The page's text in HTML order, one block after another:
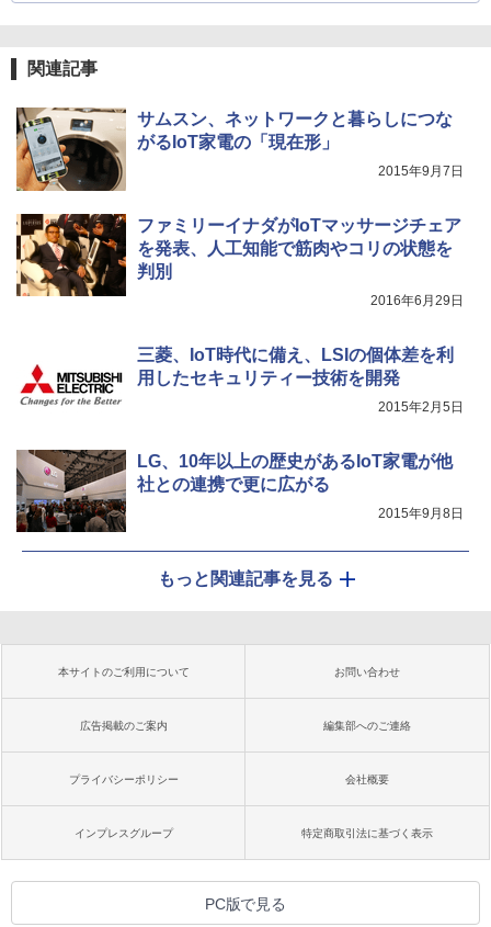
関連記事
サムスン、ネットワークと暮らしにつな
がるIoT家電の「現在形」
2015年9月7日
ファミリーイナダがIoTマッサージチェア
を発表、人工知能で筋肉やコリの状態を
判別
2016年6月29日
三菱、IoT時代に備え、LSIの個体差を利
用したセキュリティー技術を開発
2015年2月5日
LG、10年以上の歴史があるIoT家電が他
社との連携で更に広がる
2015年9月8日
もっと関連記事を見る
本サイトのご利用について お問い合わせ
広告掲載のご案内 編集部へのご連絡
プライバシーポリシー 会社概要
インプレスグループ 特定商取引法に基づく表示
PC版で見る